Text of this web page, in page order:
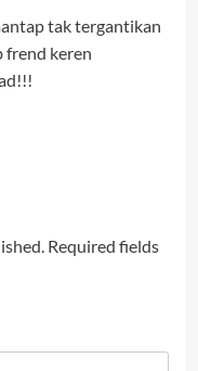
tak tergantikan
frend keren
Required fields